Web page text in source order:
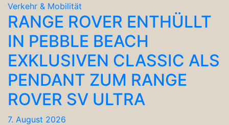
Verkehr & Mobilität
RANGE ROVER ENTHÜLLT
IN PEBBLE BEACH
EXKLUSIVEN CLASSIC ALS
PENDANT ZUM RANGE
ROVER SV ULTRA
7. August 2026